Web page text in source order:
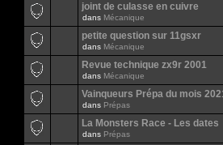
joint de culasse en cuivre
dans Mécanique
petite question sur 11gsxr
dans Mécanique
Revue technique zx9r 2001
dans Mécanique
Vainqueurs Prépa du mois
dans Prépas
La Monsters Race - Les dates
dans Prépas